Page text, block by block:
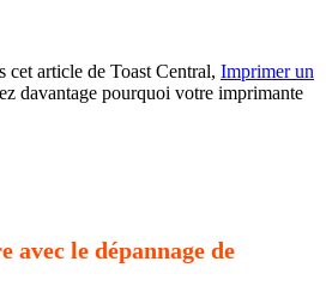
cet article de Toast Central, Imprimer un
davantage pourquoi votre imprimante
avec le dépannage de